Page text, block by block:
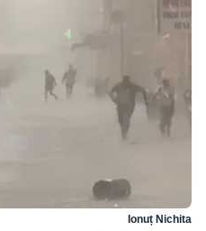
Ionuț Nichita